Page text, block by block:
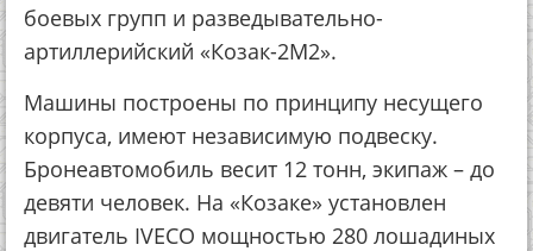
боевых групп и разведывательно-
артиллерийский «Козак-2М2».
Машины построены по принципу несущего
корпуса, имеют независимую подвеску.
Бронеавтомобиль весит 12 тонн, экипаж – до
девяти человек. На «Козаке» установлен
двигатель IVECO мощностью 280 лошадиных